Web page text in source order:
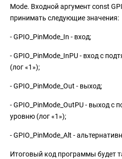
Mode. Входной аргумент const
принимать следующие значения:
- GPIO_PinMode_In - вход;
- GPIO_PinMode_InPU - вход с
(лог «1»);
- GPIO_PinMode_Out - выход;
- GPIO_PinMode_OutPU - выход с
уровню (лог «1»);
- GPIO_PinMode_Alt -
Итоговый код программы будет